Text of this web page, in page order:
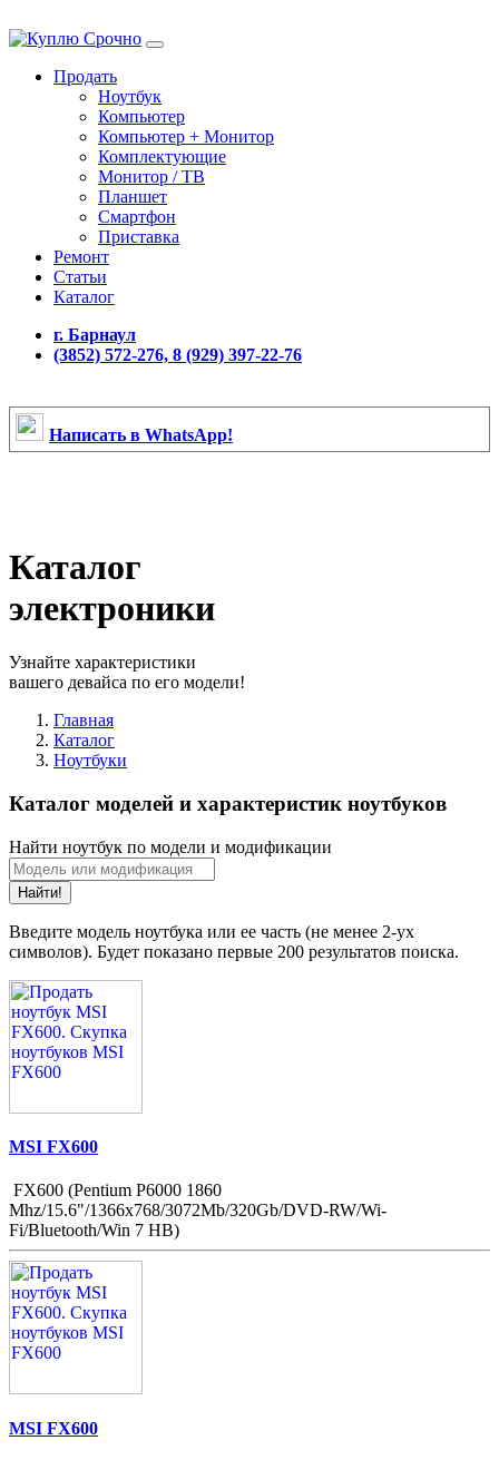
Продать
Ноутбук
Компьютер
Компьютер + Монитор
Комплектующие
Монитор / ТВ
Планшет
Смартфон
Приставка
Ремонт
Статьи
Каталог
г. Барнаул
(3852) 572-276, 8 (929) 397-22-76
Написать в WhatsApp!
Каталог
электроники
Узнайте характеристики
вашего девайса по его модели!
Главная
Каталог
Ноутбуки
Каталог моделей и характеристик ноутбуков
Найти ноутбук по модели и модификации
Найти!
Введите модель ноутбука или ее часть (не менее 2-ух
символов). Будет показано первые 200 результатов поиска.
MSI FX600
FX600 (Pentium P6000 1860
Mhz/15.6"/1366x768/3072Mb/320Gb/DVD-RW/Wi-
Fi/Bluetooth/Win 7 HB)
MSI FX600